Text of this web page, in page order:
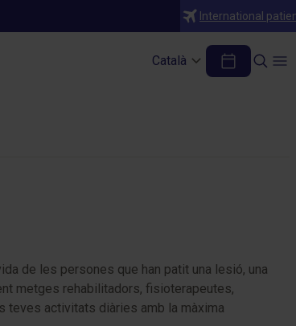
International
Català
de les persones que han patit una lesió, una
metges rehabilitadors, fisioterapeutes,
teves activitats diàries amb la màxima